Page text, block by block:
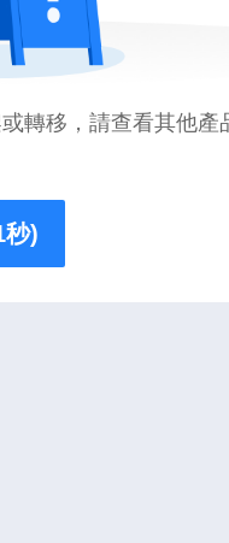
轉移，請查看其他產
秒)